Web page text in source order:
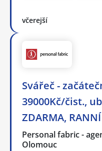
včerejší
Svářeč -
39000Kč/čist.,
ZDARMA,
Personal fabric -
Olomouc